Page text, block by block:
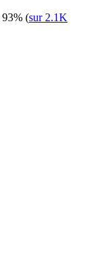
93% (sur 2.1K